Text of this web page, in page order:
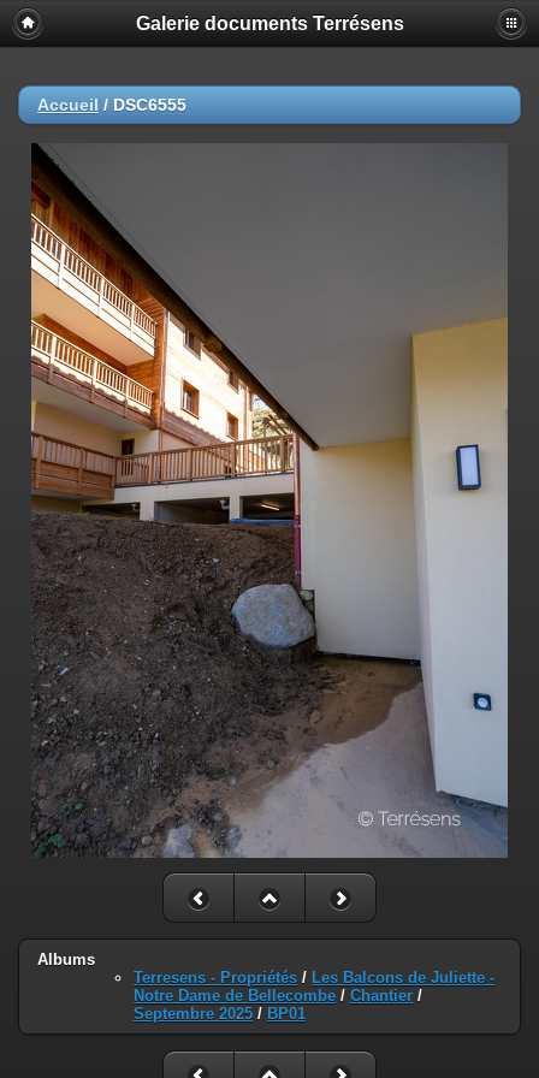
Galerie documents Terrésens
Accueil / DSC6555
Albums
Terresens - Propriétés / Les Balcons de Juliette -
Notre Dame de Bellecombe / Chantier /
Septembre 2025 / BP01